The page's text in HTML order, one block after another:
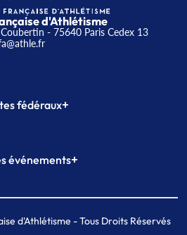
d'Athlétisme
- 75640 Paris Cedex 13
fédéraux+
Formation
événements+
de Paris indoor
Ekiden de Paris
d'Athlétisme - Tous Droits Réservés